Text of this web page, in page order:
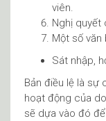
viên.
Nghị quyết
Một số văn
Sát nhập,
Bản điều lệ là sự
hoạt động của
sẽ dựa vào đó